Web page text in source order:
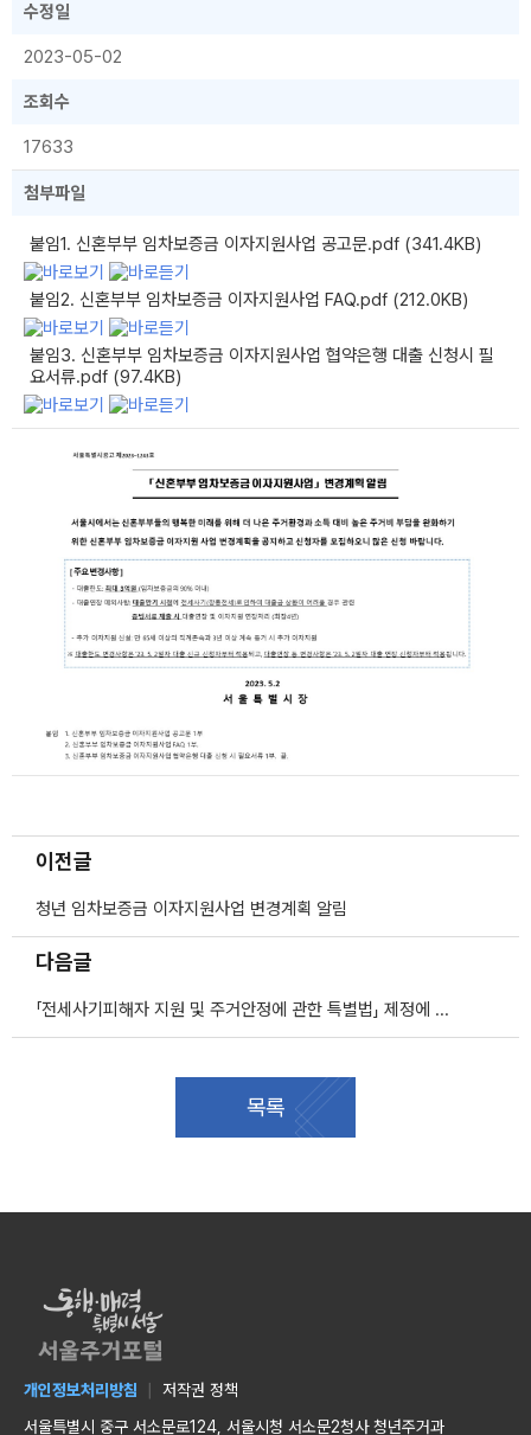
수정일
2023-05-02
조회수
17633
첨부파일
붙임1. 신혼부부 임차보증금 이자지원사업 공고문.pdf (341.4KB)
붙임2. 신혼부부 임차보증금 이자지원사업 FAQ.pdf (212.0KB)
붙임3. 신혼부부 임차보증금 이자지원사업 협약은행 대출 신청시 필
요서류.pdf (97.4KB)
이전글
청년 임차보증금 이자지원사업 변경계획 알림
다음글
「전세사기피해자 지원 및 주거안정에 관한 특별법」 제정에 따른 전세사기 피해자 신청 안내
목록
개인정보처리방침
저작권 정책
서울특별시 중구 서소문로124, 서울시청 서소문2청사 청년주거과